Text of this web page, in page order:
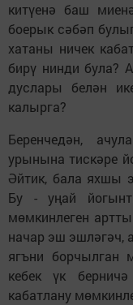
китүенә баш
боерык сәбәп
хатаны ничек
бирү нинди була?
дуслары белән
калырга?
Беренчедән,
урынына тискәре
Әйтик, бала яхшы
Бу - уңай
мөмкинлеген
начар эш
ягъни борчылган
кебек үк
кабатлану